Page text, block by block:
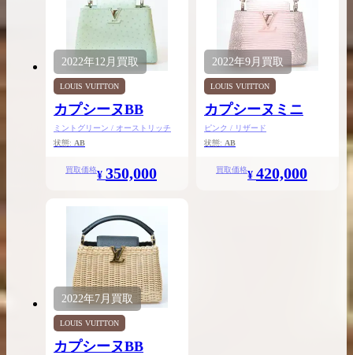
2022年12月 買取
LOUIS VUITTON
カプシーヌBB
ミントグリーン / オーストリッチ
状態: AB
買取価格¥ 350,000
2022年9月 買取
LOUIS VUITTON
カプシーヌミニ
ピンク / リザード
状態: AB
買取価格¥ 420,000
2022年7月 買取
LOUIS VUITTON
カプシーヌBB